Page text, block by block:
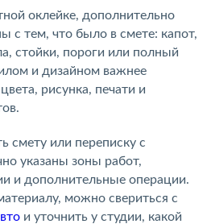
оклейке, дополнительно
с тем, что было в смете: капот,
стойки, пороги или полный
и дизайном важнее
рисунка, печати и
смету или переписку с
указаны зоны работ,
и дополнительные операции.
можно свериться с
и уточнить у студии, какой